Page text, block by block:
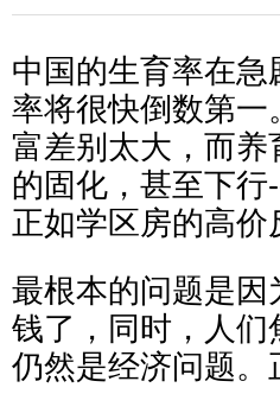
中国的生育率在
率将很快倒数第
富差别太大，而
的固化，甚至下
正如学区房的高价
最根本的问题是
钱了，同时，人
仍然是经济问题